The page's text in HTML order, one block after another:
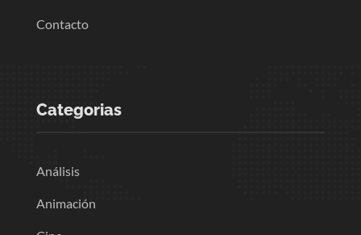
Contacto
Categorias
Análisis
Animación